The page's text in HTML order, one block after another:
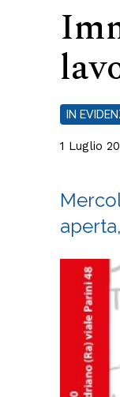
IN
1 Luglio